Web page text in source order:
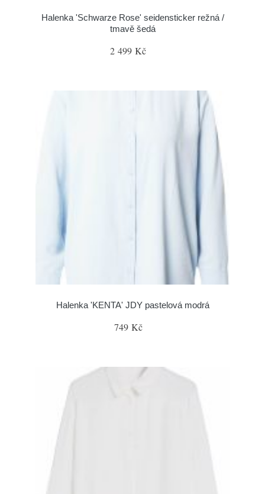
Halenka 'Schwarze Rose' seidensticker režná /
tmavě šedá
2 499 Kč
Halenka 'KENTA' JDY pastelová modrá
749 Kč